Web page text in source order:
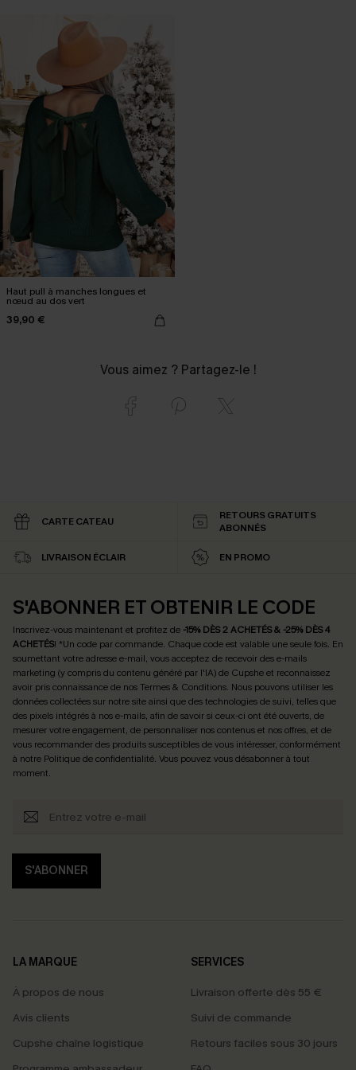
Haut pull à manches longues et
nœud au dos vert
39,90 €
Vous aimez ? Partagez-le !
CARTE CATEAU
RETOURS GRATUITS
ABONNÉS
LIVRAISON ÉCLAIR EN PROMO
S'ABONNER ET OBTENIR LE CODE
Inscrivez-vous maintenant et profitez de -15% DÈS 2 ACHETÉS & -25% DÈS 4
ACHETÉS! *Un code par commande. Chaque code est valable une seule fois. En
soumettant votre adresse e-mail, vous acceptez de recevoir des e-mails
marketing (y compris du contenu généré par l'IA) de Cupshe et reconnaissez
avoir pris connaissance de nosTermes & Conditions. Nous pouvons utiliser les
données collectées sur notre site ainsi que des technologies de suivi, telles que
des pixels intégrés à nos e-mails, afin de savoir si ceux-ci ont été ouverts, de
mesurer votre engagement, de personnaliser nos contenus et nos offres, et de
vous recommander des produits susceptibles de vous intéresser, conformément
à notre Politique de confidentialité. Vous pouvez vous désabonner à tout
moment.
S'ABONNER
LA MARQUE
À propos de nous
Avis clients
Cupshe chaîne logistique
SERVICES
Livraison offerte dès 55 €
Suivi de commande
Retours faciles sous 30 jours